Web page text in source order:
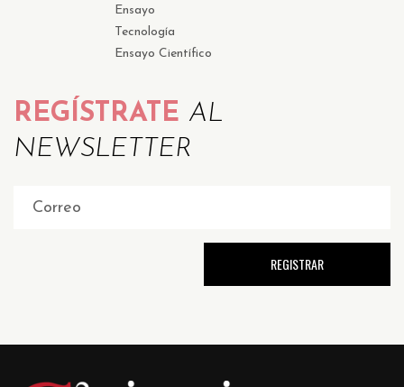
Ensayo
Tecnología
Ensayo Científico
REGÍSTRATE AL
NEWSLETTER